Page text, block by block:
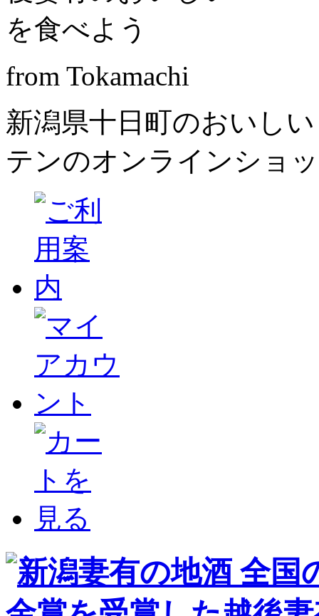
from Tokamachi
新潟県十日町のおいし
テンのオンラインショ